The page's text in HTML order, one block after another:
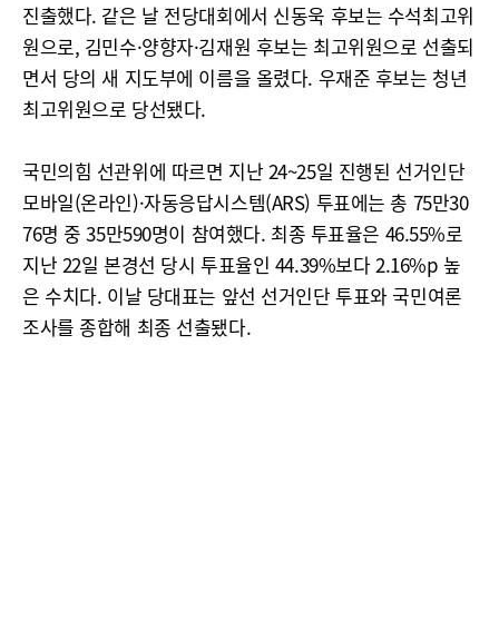
진출했다. 같은 날 전당대회에서 신동욱 후보는 수석최고위
원으로, 김민수·양향자·김재원 후보는 최고위원으로 선출되
면서 당의 새 지도부에 이름을 올렸다. 우재준 후보는 청년
최고위원으로 당선됐다.
국민의힘 선관위에 따르면 지난 24~25일 진행된 선거인단
모바일(온라인)·자동응답시스템(ARS) 투표에는 총 75만30
76명 중 35만590명이 참여했다. 최종 투표율은 46.55%로
지난 22일 본경선 당시 투표율인 44.39%보다 2.16%p 높
은 수치다. 이날 당대표는 앞선 선거인단 투표와 국민여론
조사를 종합해 최종 선출됐다.